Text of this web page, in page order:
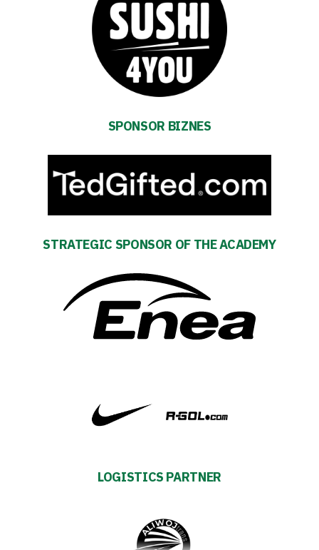
schedule
Tickets
SPONSOR BIZNES
STRATEGIC SPONSOR OF THE ACADEMY
LOGISTICS PARTNER